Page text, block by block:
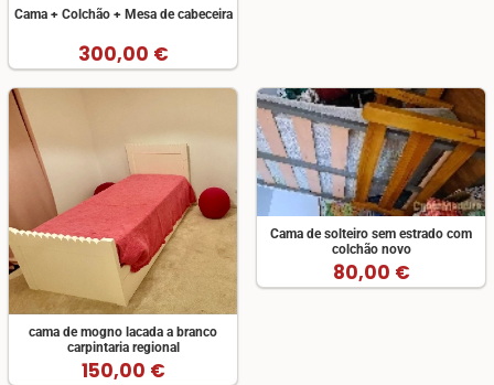
Cama + Colchão + Mesa de cabeceira
300,00 €
cama de mogno lacada a branco
carpintaria regional
150,00 €
Cama de solteiro sem estrado com
colchão novo
80,00 €